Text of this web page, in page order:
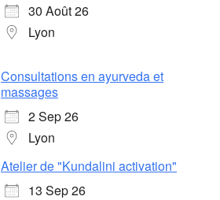
30 Août 26
Lyon
Consultations en ayurveda et
massages
2 Sep 26
Lyon
Atelier de "Kundalini activation"
13 Sep 26